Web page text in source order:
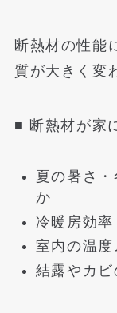
断熱材の性能
質が大きく変
■ 断熱材が家
夏の暑さ
か
冷暖房効率
室内の温度
結露やカビ